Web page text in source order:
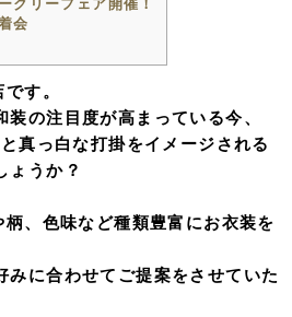
クリーフェア開催！
会
す。
の注目度が高まっている今、
真っ白な打掛をイメージされる
ょうか？
、色味など種類豊富にお衣装を
みに合わせてご提案をさせていた